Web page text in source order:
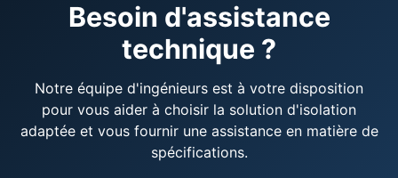
Besoin d'assistance
technique ?
Notre équipe d'ingénieurs est à votre disposition
pour vous aider à choisir la solution d'isolation
adaptée et vous fournir une assistance en matière de
spécifications.